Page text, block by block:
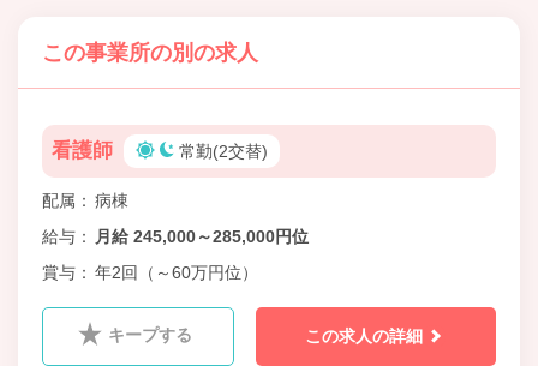
この事業所の別の求人
看護師 常勤(2交替)
配属
病棟
給与
月給 245,000～285,000円位
賞与
年2回（～60万円位）
キープする この求人の詳細